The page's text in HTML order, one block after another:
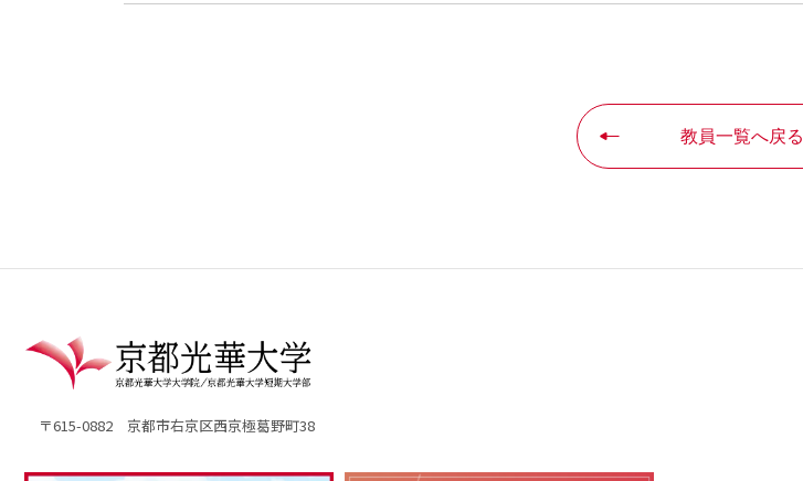
教員一覧へ戻る
〒615-0882 京都市右京区西京極葛野町38